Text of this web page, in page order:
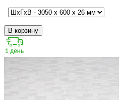
В корзину